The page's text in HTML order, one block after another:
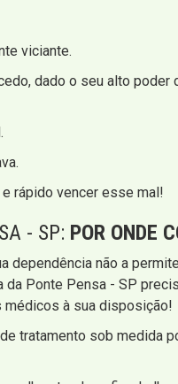
viciante.
dado o seu alto poder
rápido vencer esse mal!
- SP: POR ONDE
dependência não a
Ponte Pensa - SP
médicos à sua disposição!
tratamento sob medida